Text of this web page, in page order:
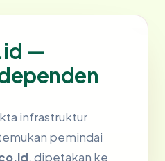
—
infrastruktur
pemindai
, dipetakan ke